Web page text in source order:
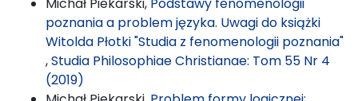
poznania a problem języka. Uwagi do książki
Witolda Płotki "Studia z fenomenologii poznania"
,Studia Philosophiae Christianae: Tom 55 Nr 4
(2019)